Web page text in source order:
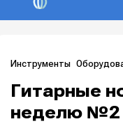
Инструменты
Гитарные
неделю №2